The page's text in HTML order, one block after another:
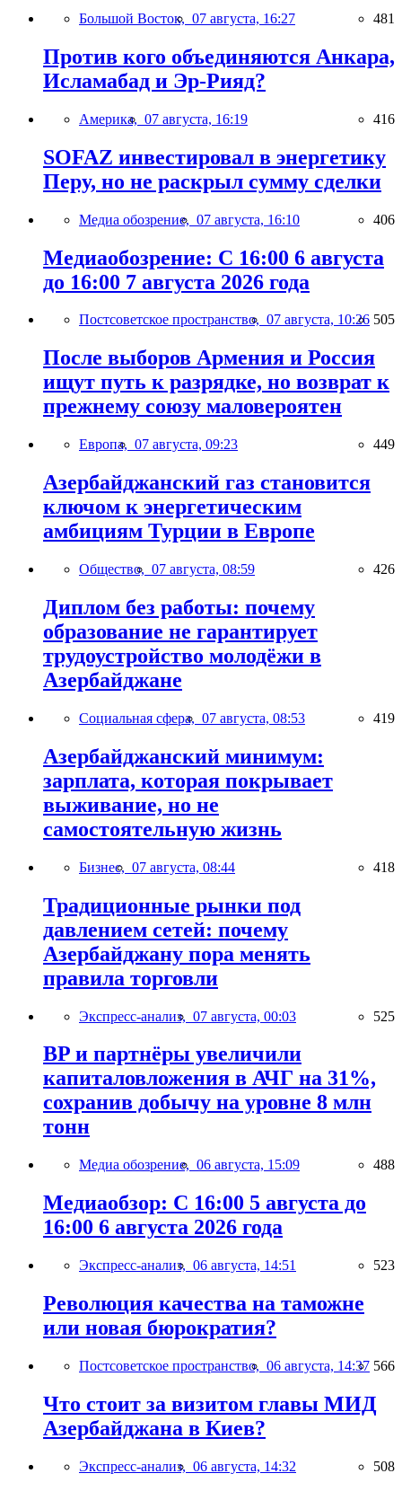
Большой Восток, 07 августа, 16:27 481
Против кого объединяются Анкара,
Исламабад и Эр-Рияд?
Америка, 07 августа, 16:19 416
SOFAZ инвестировал в энергетику
Перу, но не раскрыл сумму сделки
Медиа обозрение, 07 августа, 16:10 406
Медиаобозрение: С 16:00 6 августа
до 16:00 7 августа 2026 года
Постсоветское пространство, 07 августа, 10:26 505
После выборов Армения и Россия
ищут путь к разрядке, но возврат к
прежнему союзу маловероятен
Европа, 07 августа, 09:23 449
Азербайджанский газ становится
ключом к энергетическим
амбициям Турции в Европе
Общество, 07 августа, 08:59 426
Диплом без работы: почему
образование не гарантирует
трудоустройство молодёжи в
Азербайджане
Социальная сфера, 07 августа, 08:53 419
Азербайджанский минимум:
зарплата, которая покрывает
выживание, но не
самостоятельную жизнь
Бизнес, 07 августа, 08:44 418
Традиционные рынки под
давлением сетей: почему
Азербайджану пора менять
правила торговли
Экспресс-анализ, 07 августа, 00:03 525
BP и партнёры увеличили
капиталовложения в АЧГ на 31%,
сохранив добычу на уровне 8 млн
тонн
Медиа обозрение, 06 августа, 15:09 488
Медиаобзор: С 16:00 5 августа до
16:00 6 августа 2026 года
Экспресс-анализ, 06 августа, 14:51 523
Революция качества на таможне
или новая бюрократия?
Постсоветское пространство, 06 августа, 14:37 566
Что стоит за визитом главы МИД
Азербайджана в Киев?
Экспресс-анализ, 06 августа, 14:32 508